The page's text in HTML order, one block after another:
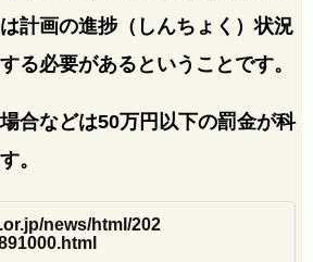
計画の進捗（しんちょく）状況
る必要があるということです。
合などは50万円以下の罰金が科
。
news/html/202